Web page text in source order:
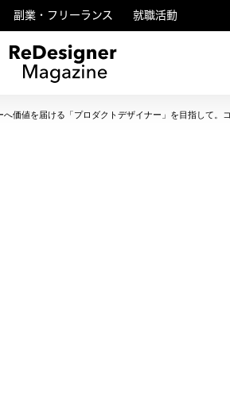
副業・フリーランス 就職活動
へ価値を届ける「プロダクトデザイナー」を目指して。